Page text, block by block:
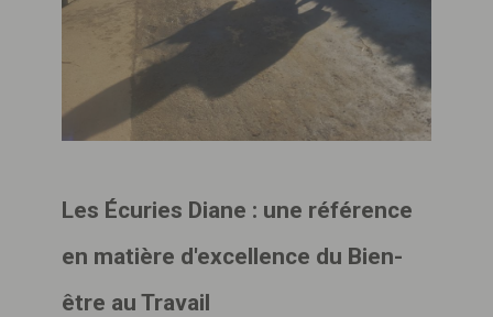
Les Écuries Diane : une référence
en matière d'excellence du Bien-
être au Travail